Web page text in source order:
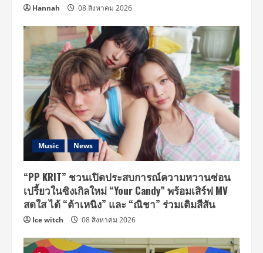
Hannah 08 สิงหาคม 2026
Music News
“PP KRIT” ชวนเปิดประสบการณ์ความหวานซ่อน
เปรี้ยวในซิงเกิลใหม่ “Your Candy” พร้อมเสิร์ฟ MV
สดใส ได้ “ต้าเหนิง” และ “ณิชา” ร่วมเติมสีสัน
Ice witch 08 สิงหาคม 2026